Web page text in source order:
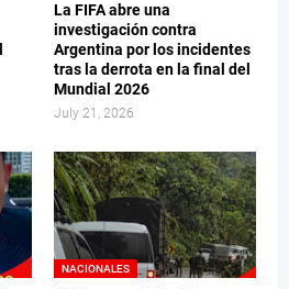
La FIFA abre una
investigación contra
Argentina por los incidentes
tras la derrota en la final del
Mundial 2026
July 21, 2026
NACIONALES